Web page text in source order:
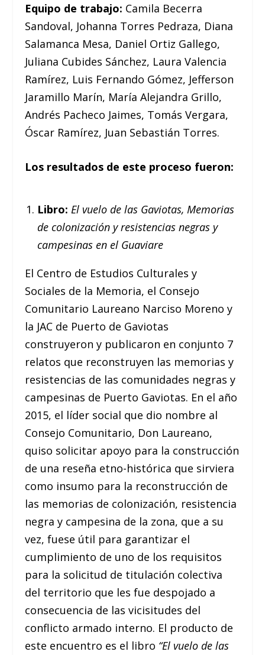
Equipo de trabajo: Camila Becerra
Sandoval, Johanna Torres Pedraza, Diana
Salamanca Mesa, Daniel Ortiz Gallego,
Juliana Cubides Sánchez, Laura Valencia
Ramírez, Luis Fernando Gómez, Jefferson
Jaramillo Marín, María Alejandra Grillo,
Andrés Pacheco Jaimes, Tomás Vergara,
Óscar Ramírez, Juan Sebastián Torres.
Los resultados de este proceso fueron:
Libro: El vuelo de las Gaviotas, Memorias
de colonización y resistencias negras y
campesinas en el Guaviare
El Centro de Estudios Culturales y
Sociales de la Memoria, el Consejo
Comunitario Laureano Narciso Moreno y
la JAC de Puerto de Gaviotas
construyeron y publicaron en conjunto 7
relatos que reconstruyen las memorias y
resistencias de las comunidades negras y
campesinas de Puerto Gaviotas. En el año
2015, el líder social que dio nombre al
Consejo Comunitario, Don Laureano,
quiso solicitar apoyo para la construcción
de una reseña etno-histórica que sirviera
como insumo para la reconstrucción de
las memorias de colonización, resistencia
negra y campesina de la zona, que a su
vez, fuese útil para garantizar el
cumplimiento de uno de los requisitos
para la solicitud de titulación colectiva
del territorio que les fue despojado a
consecuencia de las vicisitudes del
conflicto armado interno. El producto de
este encuentro es el libro “El vuelo de las